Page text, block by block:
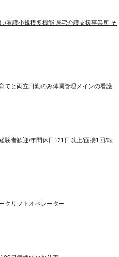
/看護小規模多機能 居宅介護支援事業所 そ
てと両立日勤のみ体調管理メインの看護
験者歓迎/年間休日121日以上/面接1回/転
クリフトオペレーター